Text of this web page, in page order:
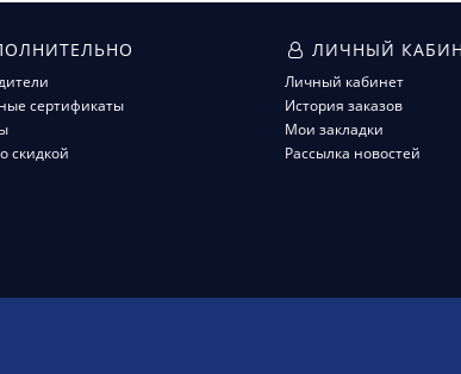
сертификаты
скидкой
ЛИЧНЫЙ
Личный кабинет
История заказов
Мои закладки
Рассылка новостей